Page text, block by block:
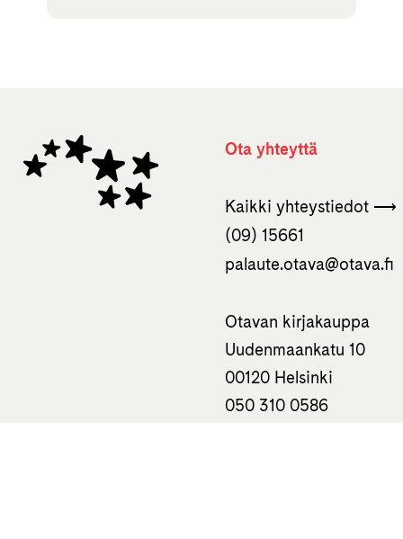
Ota yhteyttä
Kaikki yhteystiedot ⟶
(09) 15661
palaute.otava­@otava.fi
Otavan kirjakauppa
Uudenmaankatu 10
00120 Helsinki
050 310 0586